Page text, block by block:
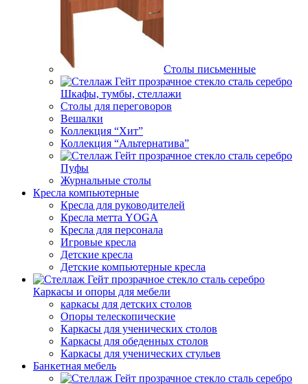
Столы письменные
Шкафы, тумбы, стеллажи
Столы для переговоров
Вешалки
Коллекция “Хит”
Коллекция “Альтернатива”
Пуфы
Журнальные столы
Кресла компьютерные
Кресла для руководителей
Кресла метта YOGA
Кресла для персонала
Игровые кресла
Детские кресла
Детские компьютерные кресла
Каркасы и опоры для мебели
каркасы для детских столов
Опоры телескопические
Каркасы для ученических столов
Каркасы для обеденных столов
Каркасы для ученических стульев
Банкетная мебель